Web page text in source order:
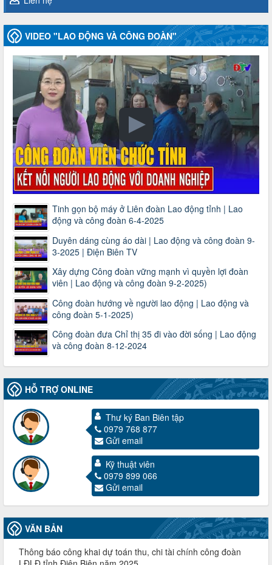
VIDEO "LAO ĐỘNG VÀ CÔNG ĐOÀN"
Tinh gọn bộ máy ở Liên đoàn Lao động tỉnh | Lao
động và công đoàn 6-4-2025
Duyên dáng cùng áo dài | Lao động và công đoàn 9-
3-2025 | Điện Biên TV
Xây dựng Công đoàn vững mạnh vì quyền lợi đoàn
viên | Lao động và công đoàn 9-2-2025)
Công đoàn hướng về người lao động | Lao động và
công đoàn 5-1-2025)
Công đoàn đưa Chỉ thị 35 đi vào đời sống | Lao động
và công đoàn 8-12-2024
HỖ TRỢ ONLINE
Thư ký Ban Biên tập
0979 768 877
Gửi email
Kỹ thuật viên
0979 899 066
Gửi email
VĂN BẢN
3716/TLD-TC
Công văn hướng dẫn công tác quả lý tài chính, tài sản công
đoàn khi đơn vị sát nhập, chấm dứt hoạt động
Thời gian đăng: 13/04/2025
lượt xem: 2005 | lượt tải:720
LĐLĐ tỉnh Điện Biên năm 2025
Thời gian đăng: 28/04/2025
lượt xem: 821 | lượt tải:285